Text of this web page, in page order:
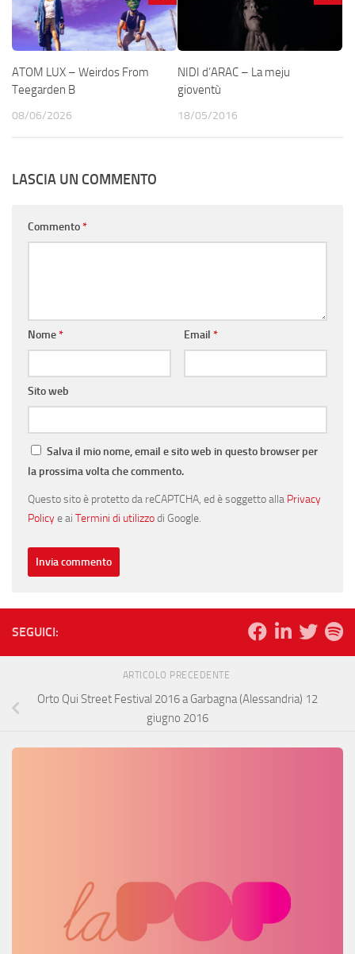
ATOM LUX – Weirdos From
Teegarden B
08/06/2026
NIDI d’ARAC – La meju
gioventù
18/05/2016
LASCIA UN COMMENTO
Commento*
Nome* Email *
Sito web
Salva il mio nome, email e sito web in questo browser per
la prossima volta che commento.
Questo sito è protetto da reCAPTCHA, ed è soggetto alla Privacy
Policye ai Termini di utilizzodi Google.
SEGUICI:
ARTICOLO PRECEDENTE
Orto Qui Street Festival 2016 a Garbagna (Alessandria) 12
giugno 2016